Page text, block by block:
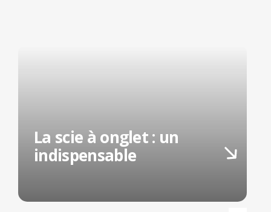
La scie à onglet : un
indispensable